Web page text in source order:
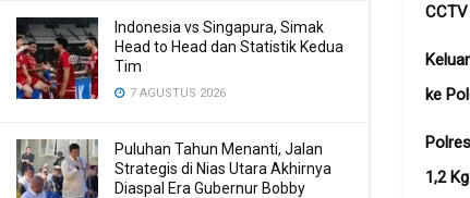
Indonesia vs Singapura, Simak
Head to Head dan Statistik Kedua
Tim
7 AGUSTUS 2026
Puluhan Tahun Menanti, Jalan
Strategis di Nias Utara Akhirnya
Diaspal Era Gubernur Bobby
ke
1,2